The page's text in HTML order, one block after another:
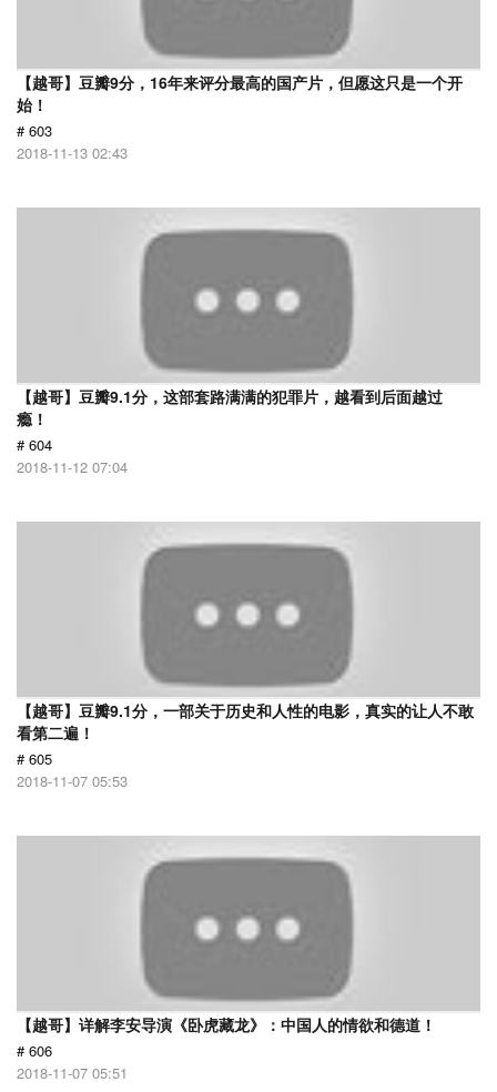
【越哥】豆瓣9分，16年来评分最高的国产片，但愿这只是一个开
始！
# 603
2018-11-13 02:43
【越哥】豆瓣9.1分，这部套路满满的犯罪片，越看到后面越过
瘾！
# 604
2018-11-12 07:04
【越哥】豆瓣9.1分，一部关于历史和人性的电影，真实的让人不敢
看第二遍！
# 605
2018-11-07 05:53
【越哥】详解李安导演《卧虎藏龙》：中国人的情欲和德道！
# 606
2018-11-07 05:51